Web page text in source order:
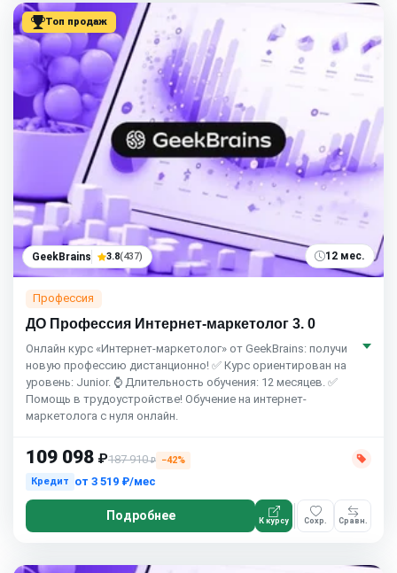
Топ продаж
GeekBrains 3.8(437) 12 мес.
Профессия
ДО Профессия Интернет-маркетолог 3. 0
Онлайн курс «Интернет-маркетолог» от GeekBrains: получи
новую профессию дистанционно! ✅ Курс ориентирован на
уровень: Junior. ⌚ Длительность обучения: 12 месяцев. ✅
Помощь в трудоустройстве! Обучение на интернет-
маркетолога с нуля онлайн.
109 098 ₽187 910₽
−42%
Кредит
от 3 519 ₽/мес
Подробнее К курсу Сохр. Сравн.